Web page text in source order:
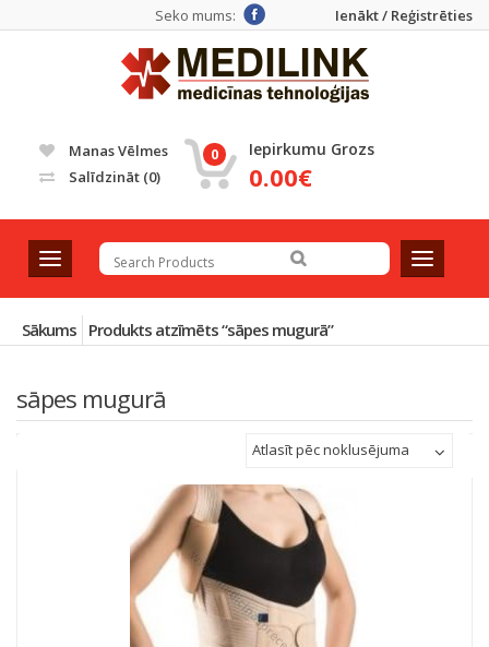
Ienākt / Reģistrēties
Seko mums:
Manas Vēlmes
Salīdzināt (0)
0 Iepirkumu Grozs
0.00€
T
o
g
g
l
n
a
T
o
g
l
a
Sākums Produkts atzīmēts “sāpes mugurā”
sāpes mugurā
Atlasīt pēc noklusējuma